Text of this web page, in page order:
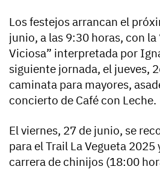
Los festejos arrancan el
junio, a las 9:30 horas, con
Viciosa” interpretada por
siguiente jornada, el jueves,
caminata para mayores,
concierto de Café con Leche.
El viernes, 27 de junio, se
para el Trail La Vegueta
carrera de chinijos (18:00